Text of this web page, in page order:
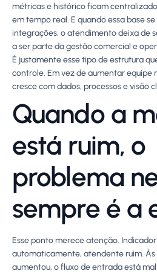
métricas e histórico ficam
em tempo real. E quando essa base
integrações, o atendimento deixa de
a ser parte da gestão comercial e
É justamente esse tipo de estrutura
controle. Em vez de aumentar equipe
cresce com dados, processos e visão
Quando a
está ruim, o
problema
sempre é a
Esse ponto merece atenção.
automaticamente, atendente ruim.
aumentou, o fluxo de entrada está